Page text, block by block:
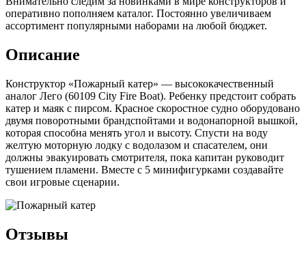
оперативно пополняем каталог. Постоянно увеличиваем
ассортимент популярными наборами на любой бюджет.
Описание
Конструктор «Пожарный катер» — высококачественный
аналог Лего (60109 City Fire Boat). Ребенку предстоит собрать
катер и маяк с пирсом. Красное скоростное судно оборудовано
двумя поворотными брандспойтами и водонапорной вышкой,
которая способна менять угол и высоту. Спусти на воду
желтую моторную лодку с водолазом и спасателем, они
должны эвакуировать смотрителя, пока капитан руководит
тушением пламени. Вместе с 5 минифигурками создавайте
свои игровые сценарии.
Отзывы